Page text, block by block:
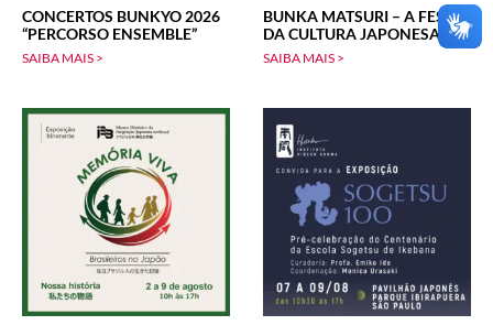
CONCERTOS BUNKYO 2026
“PERCORSO ENSEMBLE”
SAIBA MAIS >
BUNKA MATSURI – A FESTA
DA CULTURA JAPONESA
SAIBA MAIS >